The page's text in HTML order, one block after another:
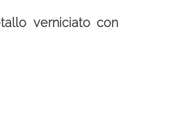
verniciato con